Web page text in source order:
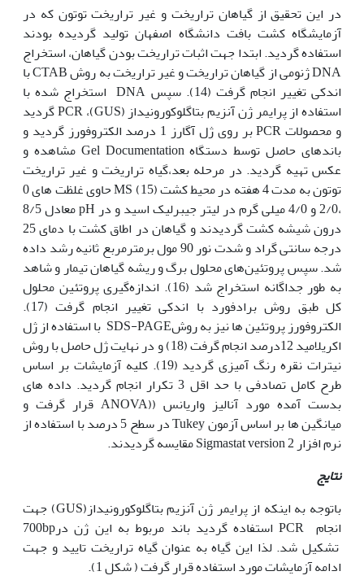
در این تحقیق از گیاهان تراریخت و غیر تراریخت توتون که در
آزمایشگاه کشت بافت دانشگاه اصفهان تولید گردیده بودند
استفاده گردید. ابتدا جهت اثبات تراریخت بودن گیاهان، استخراج
DNA ژنومی از گیاهان تراریخت و غیر تراریخت به روش CTAB با
اندکی تغییر انجام گرفت (14). سپس DNA استخراج شده با
استفاده از پرایمر ‌ژن آنزیم بتاگلوکورونیداز (GUS)، PCR گردید
و محصولات PCR بر روی ژل آگارز 1 درصد الکتروفورز گردید و
باندهای حاصل توسط دستگاه Gel Documentation مشاهده و
عکس تهیه گردید. در مرحله بعد،گیاه تراریخت و غیر تراریخت
توتون به مدت 4 هفته در محیط کشت MS (15) حاوی غلظت های 0
،2/0 و 4/0 میلی گرم در لیتر جیبرلیک اسید و در pH معادل 8/5
درون شیشه کشت گردیدند و گیاهان در اطاق کشت با دمای 25
درجه سانتی گراد و شدت نور 90 مول برمترمربع ثانیه رشد داده
شد. سپس پروتئین‌های محلول برگ و ریشه گیاهان تیمار و شاهد
به طور جداگانه استخراج شد (16). اندازه‌گیری پروتئین محلول
کل طبق روش برادفورد با اندکی تغییر انجام گرفت (17).
الکتروفورز پروتئین ها نیز به روشSDS-PAGE با استفاده از ژل
اکریلامید 12درصد انجام گرفت (18) و در نهایت ژل حاصل با روش
نیترات نقره رنگ آمیزی گردید (19). کلیه آزمایشات بر اساس
طرح کامل تصادفی با حد اقل 3 تکرار انجام گردید. داده های
بدست آمده مورد آنالیز واریانس ((ANOVA قرار گرفت و
میانگین ها بر اساس آزمون Tukey در سطح 5 درصد با استفاده از
نرم افزار Sigmastat version 2 مقایسه گردیدند.
نتایج
باتوجه به اینکه از پرایمر ژن آنزیم بتاگلوکورونیداز(GUS) جهت
انجام PCR استفاده گردید باند مربوط به این ژن در700bp
تشکیل شد. لذا این گیاه به عنوان گیاه تراریخت تایید و جهت
ادامه آزمایشات مورد استفاده قرار گرفت ( شکل 1).